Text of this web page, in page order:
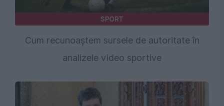
SPORT
Cum recunoaștem sursele de autoritate în
analizele video sportive